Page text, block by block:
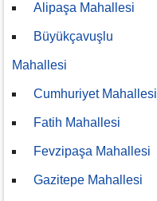
Alipaşa Mahallesi
Büyükçavuşlu
Mahallesi
Cumhuriyet Mahallesi
Fatih Mahallesi
Fevzipaşa Mahallesi
Gazitepe Mahallesi